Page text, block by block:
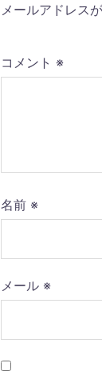
メールアドレス
コメント ※
名前 ※
メール ※